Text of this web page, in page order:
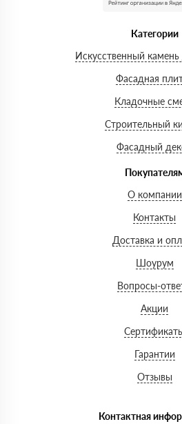
Категории
Искусственный
Фасадная
Кладочные
Строительный
Фасадный
О компании
Контакты
Доставка и
Шоурум
Вопросы-
Акции
Гарантии
Отзывы
Контактная